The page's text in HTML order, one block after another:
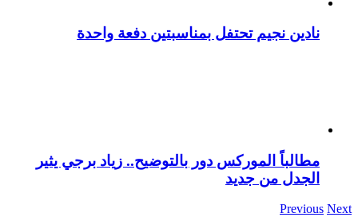
نادين نجيم تحتفل بمناسبتين دفعة واحدة
مطالباً الموركس دور بالتوضيح.. زياد برجي يثير
الجدل من جديد
Previous Next